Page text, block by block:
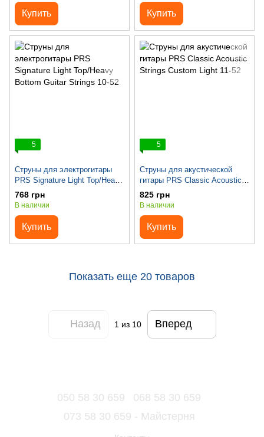
Купить Купить
5
Струны для электрогитары
PRS Signature Light Top/Heavy
Bottom Guitar Strings 10-52
768 грн
В наличии
Купить
5
Струны для акустической
гитары PRS Classic Acoustic
Strings Custom Light 11-52
825 грн
В наличии
Купить
Показать еще 20 товаров
Назад 1 из 10 Вперед
050 58 30 659
068 58 30 659
073 58 30 659 - Майстерня